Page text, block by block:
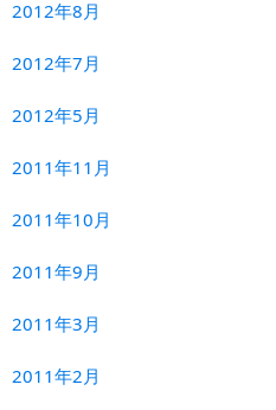
2012年8月
2012年7月
2012年5月
2011年11月
2011年10月
2011年9月
2011年3月
2011年2月